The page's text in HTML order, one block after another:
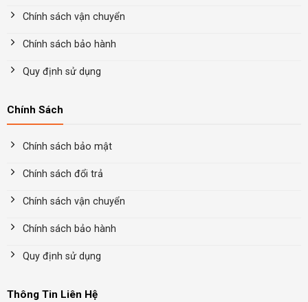
Chính sách vận chuyển
Chính sách bảo hành
Quy định sử dụng
Chính Sách
Chính sách bảo mật
Chính sách đổi trả
Chính sách vận chuyển
Chính sách bảo hành
Quy định sử dụng
Thông Tin Liên Hệ